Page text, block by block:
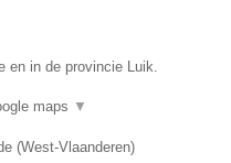
en in de provincie Luik.
maps ▼
(West-Vlaanderen)